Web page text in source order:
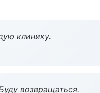
клинику.
возвращаться.